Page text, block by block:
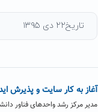
تاریخ۲۲ دی ۱۳۹۵
آغاز به کار سایت و پذیرش
مدیر مرکز رشد واحدهای فناور